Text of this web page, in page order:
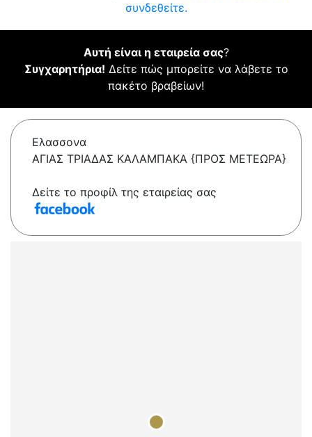
συνδεθείτε.
Αυτή είναι η εταιρεία σας?
Συγχαρητήρια! Δείτε πώς μπορείτε να λάβετε το
πακέτο βραβείων!
Ελασσονα
ΑΓΙΑΣ ΤΡΙΑΔΑΣ ΚΑΛΑΜΠΑΚΑ {ΠΡΟΣ ΜΕΤΕΩΡΑ}
Δείτε το προφίλ της εταιρείας σας